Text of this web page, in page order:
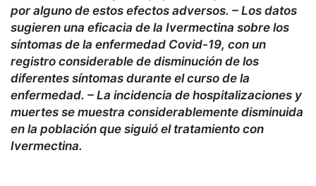
por alguno de estos efectos adversos. – Los datos
sugieren una eficacia de la Ivermectina sobre los
síntomas de la enfermedad Covid-19, con un
registro considerable de disminución de los
diferentes síntomas durante el curso de la
enfermedad. – La incidencia de hospitalizaciones y
muertes se muestra considerablemente disminuida
en la población que siguió el tratamiento con
Ivermectina.